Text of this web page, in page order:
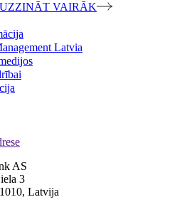
UZZINĀT VAIRĀK
Latvia
AS
3
Latvija